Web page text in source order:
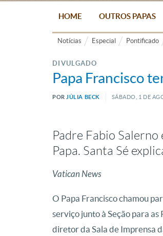
HOME OUTROS PAPAS
Notícias Especial Pontificado
DIVULGADO
Papa Francisco
POR JÚLIA BECK SÁBADO, 1 DE
Padre Fabio
Papa. Santa Sé
Vatican News
O Papa Francisco chamou
serviço junto à Seção para
diretor da Sala de Imprensa